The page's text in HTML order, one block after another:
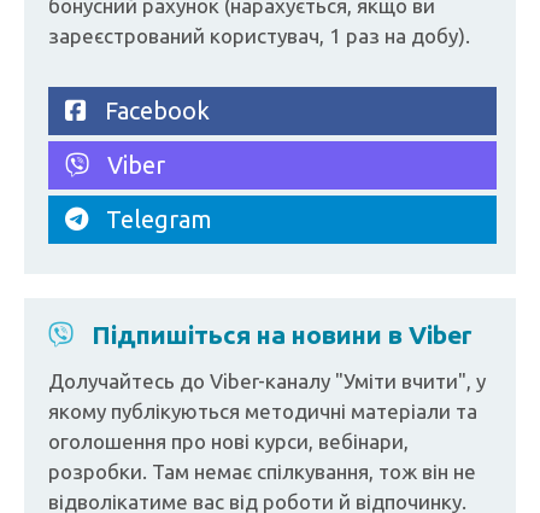
бонусний рахунок (нарахується, якщо ви
зареєстрований користувач, 1 раз на добу).
Facebook
Viber
Telegram
Підпишіться на новини в Viber
Долучайтесь до Viber-каналу "Уміти вчити", у
якому публікуються методичні матеріали та
оголошення про нові курси, вебінари,
розробки. Там немає спілкування, тож він не
відволікатиме вас від роботи й відпочинку.